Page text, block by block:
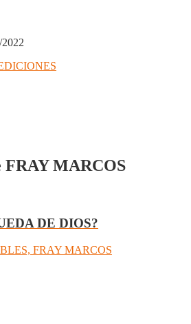
2022
MARCOS
DE DIOS?
FRAY MARCOS